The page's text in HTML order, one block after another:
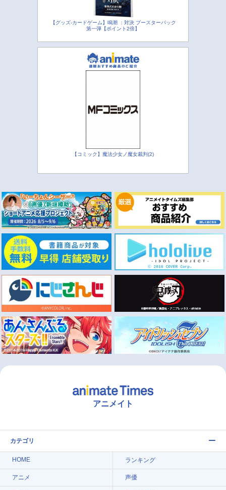
【グッズ-カードゲーム】鳴潮 ：対決 ブースターパック
第一弾【ポイント2倍】
【コミック】魔法少女ノ魔女裁判(2)
アニメイト
カテゴリ
HOME ランキング
アニメ 声優